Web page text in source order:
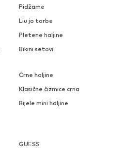
Pidžame
Liu jo torbe
Pletene haljine
Bikini setovi
Crne haljine
Klasične čizmice crna
Bijele mini haljine
GUESS